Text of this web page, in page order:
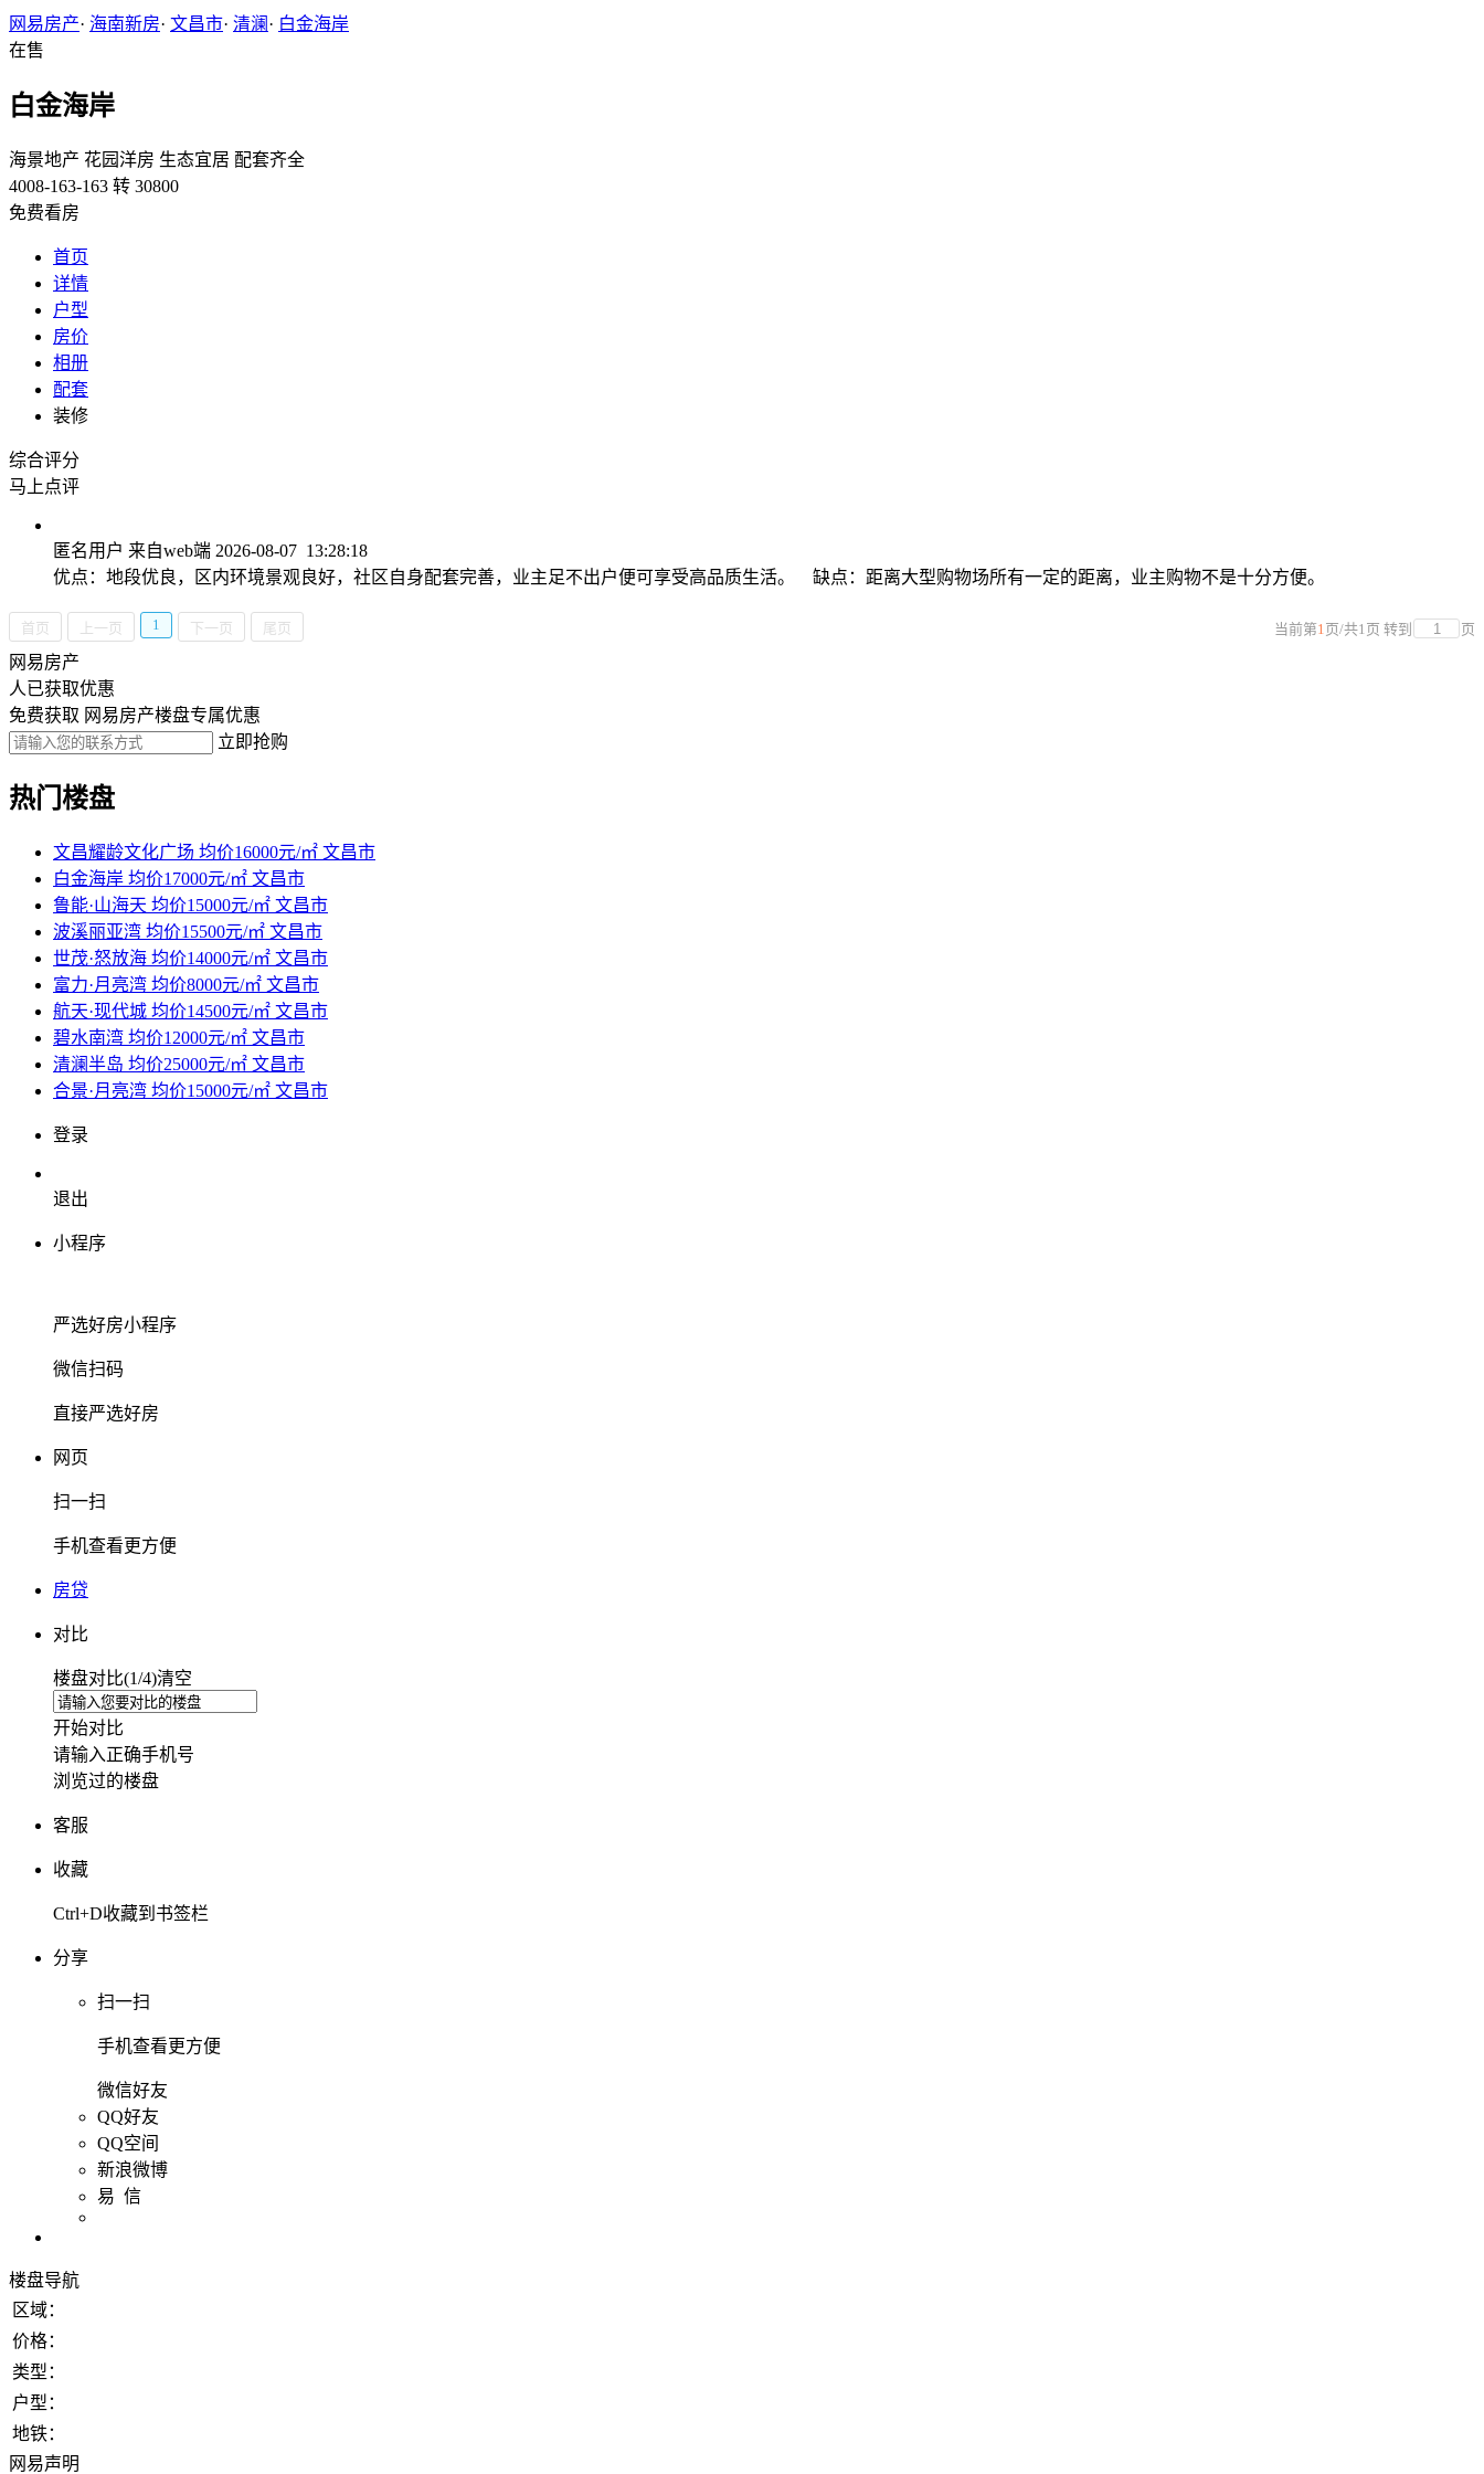
网易房产· 海南新房· 文昌市· 清澜 · 白金海岸
在售
白金海岸
海景地产 花园洋房 生态宜居 配套齐全
4008-163-163 转 30800
免费看房
首页
详情
户型
房价
相册
配套
装修
综合评分
马上点评
匿名用户 来自web端 2026-08-07 13:28:18
优点：地段优良，区内环境景观良好，社区自身配套完善，业主足不出户便可享受高品质生活。 缺点：距离大型购物场所有一定的距离，业主购物不是十分方便。
首页 上一页 1 下一页 尾页 当前第1 页/共1 页 转到 页
网易房产
人已获取优惠
免费获取 网易房产楼盘专属优惠
立即抢购
热门楼盘
文昌耀龄文化广场 均价16000元/㎡ 文昌市
白金海岸 均价17000元/㎡ 文昌市
鲁能·山海天 均价15000元/㎡ 文昌市
波溪丽亚湾 均价15500元/㎡ 文昌市
世茂·怒放海 均价14000元/㎡ 文昌市
富力·月亮湾 均价8000元/㎡ 文昌市
航天·现代城 均价14500元/㎡ 文昌市
碧水南湾 均价12000元/㎡ 文昌市
清澜半岛 均价25000元/㎡ 文昌市
合景·月亮湾 均价15000元/㎡ 文昌市
登录
退出
小程序
严选好房小程序
微信扫码
直接严选好房
网页
扫一扫
手机查看更方便
房贷
对比
楼盘对比(1/4)清空
开始对比
请输入正确手机号
浏览过的楼盘
客服
收藏
Ctrl+D收藏到书签栏
分享
扫一扫
手机查看更方便
微信好友
QQ好友
QQ空间
新浪微博
易 信
楼盘导航
区域：
价格：
类型：
户型：
地铁：
网易声明